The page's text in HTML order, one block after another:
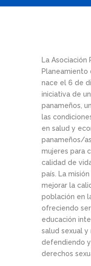
La Asociación
Planeamiento
nace el 6 de
iniciativa de
panameños,
las
en salud y
panameños/
mujeres para
calidad de
país. La
mejorar la
población en
ofreciendo
educación
salud sexual y
defendiendo
derechos